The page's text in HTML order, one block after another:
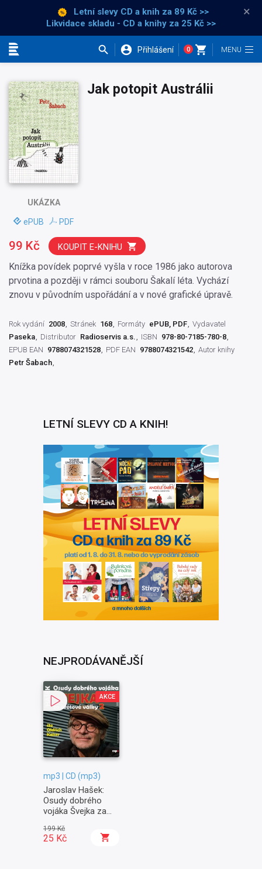
Letní slevy CD a knih za 89 Kč >>
Likvidace skladu - CD a knihy za 25 Kč >>
×
Přihlášení 0
UKÁZKA
ePUB PDF
Jak potopit Austrálii
Knížka povídek poprvé vyšla v roce 1986 jako autorova
prvotina a později v rámci souboru Šakalí léta. Vychází
znovu v původním uspořádání a v nové grafické úpravě.
99 Kč KOUPIT E-KNIHU
Rok vydání 2008 Stránek 168 Formáty ePUB, PDF Vydavatel
Paseka
Distributor Radioservis a.s. ISBN 978-80-7185-780-8
EPUB EAN 9788074321528 PDF EAN 9788074321542 Autor knihy
Petr Šabach
LETNÍ SLEVY CD A KNIH!
NEJPRODÁVANĚJŠÍ
AKCE
mp3 | CD (mp3)
Jaroslav Hašek:
Osudy dobrého
vojáka Švejka za
Na frontě
199 Kč
25 Kč